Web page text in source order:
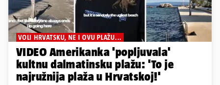
VOLI HRVATSKU, NE I OVU PLAŽU...
VIDEO Amerikanka 'popljuvala'
kultnu dalmatinsku plažu: 'To je
najružnija plaža u Hrvatskoj!'